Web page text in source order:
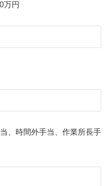
万円
、時間外手当、作業所長手